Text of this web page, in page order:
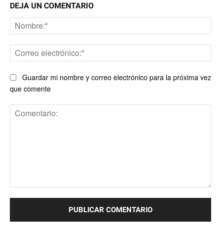
DEJA UN COMENTARIO
Guardar mi nombre y correo electrónico para la próxima vez
que comente